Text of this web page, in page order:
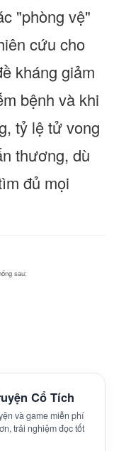
"phòng vệ"
cứu cho
kháng giảm
bệnh và khi
tỷ lệ tử vong
thương, dù
đủ mọi
sau:
Cổ Tích
và game miễn phí
trải nghiệm đọc tốt